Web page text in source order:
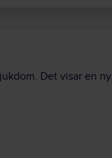
Det visar en ny